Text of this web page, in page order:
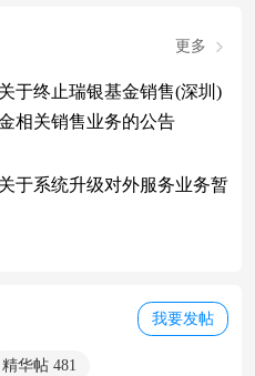
更多
于终止瑞银基金销售(深圳)
相关销售业务的公告
于系统升级对外服务业务暂
我要发帖
精华帖 481